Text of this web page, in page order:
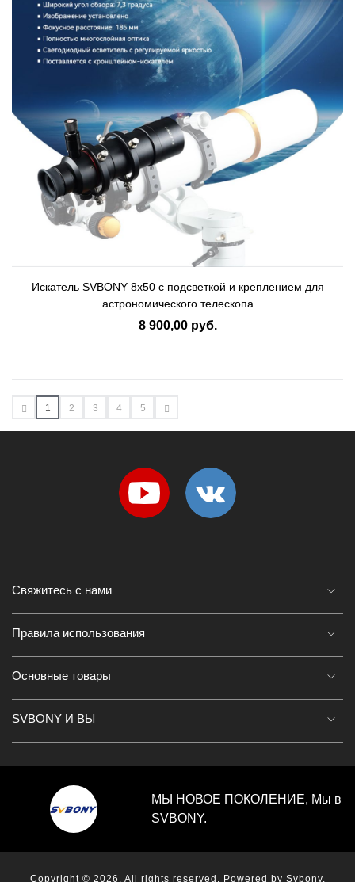
Искатель SVBONY 8x50 с подсветкой и креплением для
астрономического телескопа
8 900,00 руб.
1 2 3 4 5
Свяжитесь с нами
Правила использования
Основные товары
SVBONY И ВЫ
МЫ НОВОЕ ПОКОЛЕНИЕ, Мы в
SVBONY.
Copyright © 2026. All rights reserved. Powered by Svbony.